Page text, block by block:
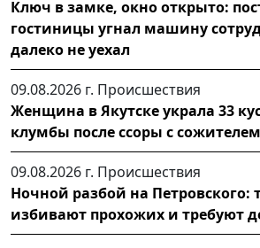
Ключ в замке, окно открыто:
гостиницы угнал машину
далеко не уехал
09.08.2026 г. Происшествия
Женщина в Якутске украла 33
клумбы после ссоры с сожителем
09.08.2026 г. Происшествия
Ночной разбой на Петровского:
избивают прохожих и требуют